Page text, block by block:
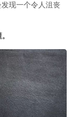
现一个令人沮丧